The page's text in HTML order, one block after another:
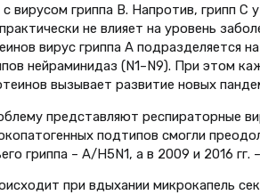
вирусом гриппа В. Напротив, грипп С
не влияет на уровень
вирус гриппа А подразделяется
нейраминидаз (N1–N9). При этом
вызывает развитие новых
представляют респираторные
подтипов смогли
гриппа – А/H5N1, а в 2009 и 2016 гг.
при вдыхании микрокапель